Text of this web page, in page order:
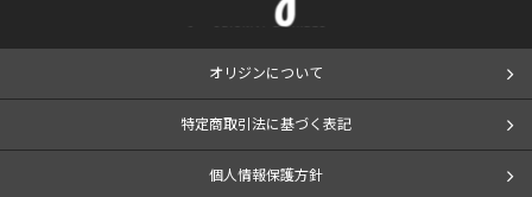
オリジンについて
特定商取引法に基づく表記
個人情報保護方針